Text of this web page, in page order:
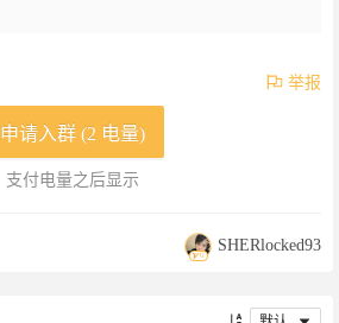
举报
申请入群 (2 电量)
支付电量之后显示
0
SHERlocked93